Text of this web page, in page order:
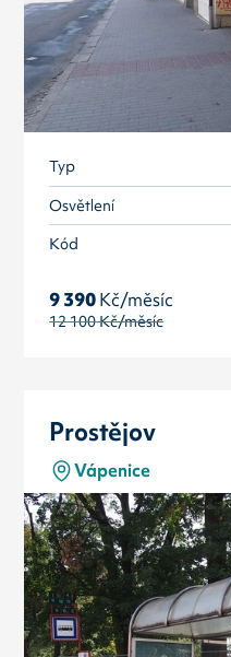
Typ
Osvětlení
Kód
9 390Kč/měsíc
12 100Kč/měsíc
Prostějov
Vápenice